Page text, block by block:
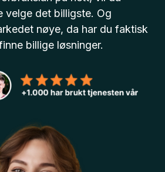
velge det billigste. Og
nøye, da har du faktisk
billige løsninger.